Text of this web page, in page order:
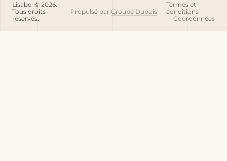
Lisabel © 2026.
Tous droits
réservés.
Propulsé par Groupe Dubois
Termes et
conditions
Coordonnées